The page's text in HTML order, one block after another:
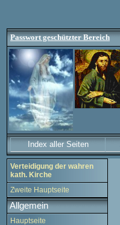
Passwort geschützter Bereich
Index aller Seiten
Verteidigung der wahren
kath. Kirche
Zweite Hauptseite
Allgemein
Hauptseite